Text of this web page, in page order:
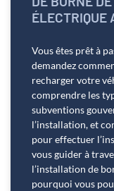
ÉLECTRIQUE
Vous êtes prêt à
demandez
recharger votre
comprendre les
subventions
l’installation, et
pour effectuer
vous guider à
l’installation de
pourquoi vous